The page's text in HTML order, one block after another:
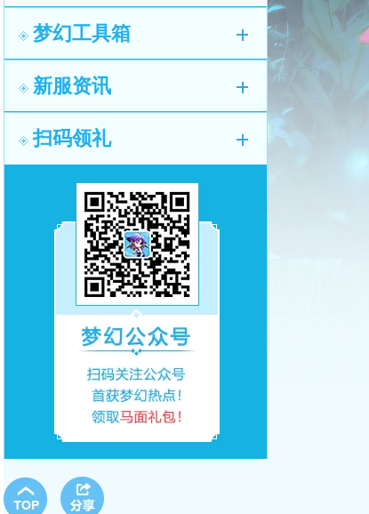
梦幻工具箱
新服资讯
扫码领礼